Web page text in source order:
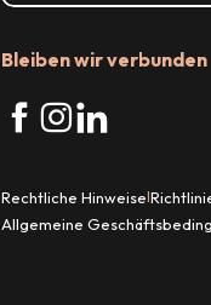
Bleiben wir verbunden
Rechtliche Hinweise|
Allgemeine